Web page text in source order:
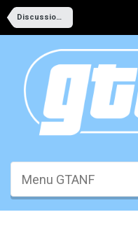
Discussions Générales
Menu GTANF